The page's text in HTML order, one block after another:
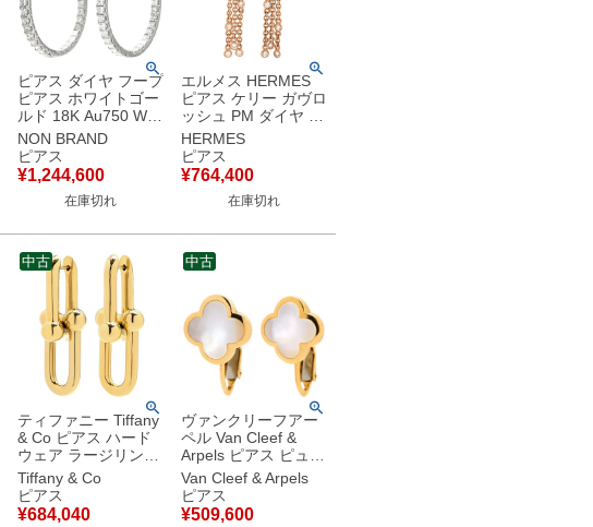
ピアス ダイヤ フープ
ピアス ホワイトゴー
ルド 18K Au750 WG
両耳用 インサイドア
ウト サークル 【中
古】
NON BRAND
ピアス
¥1,244,600
在庫切れ
エルメス HERMES
ピアス ケリー ガヴロ
ッシュ PM ダイヤ ロ
ーズゴールド ピンク
ゴールド 750AU 18K
PG 18石 クラスプモ
チーフ H222513B
【中古】
HERMES
ピアス
¥764,400
在庫切れ
ティファニー Tiffany
& Co ピアス ハード
ウェア ラージリンク
イエローゴールド
T&Co. 750YG 18K
ゲージリンク 鎖
Tiffany & Co
ピアス
¥684,040
中古
ヴァンクリーフアー
ペル Van Cleef &
Arpels ピアス ピュア
アルハンブラ パール
ホワイト×イエローゴ
ールド 白 750YG
Van Cleef & Arpels
ピアス
¥509,600
中古